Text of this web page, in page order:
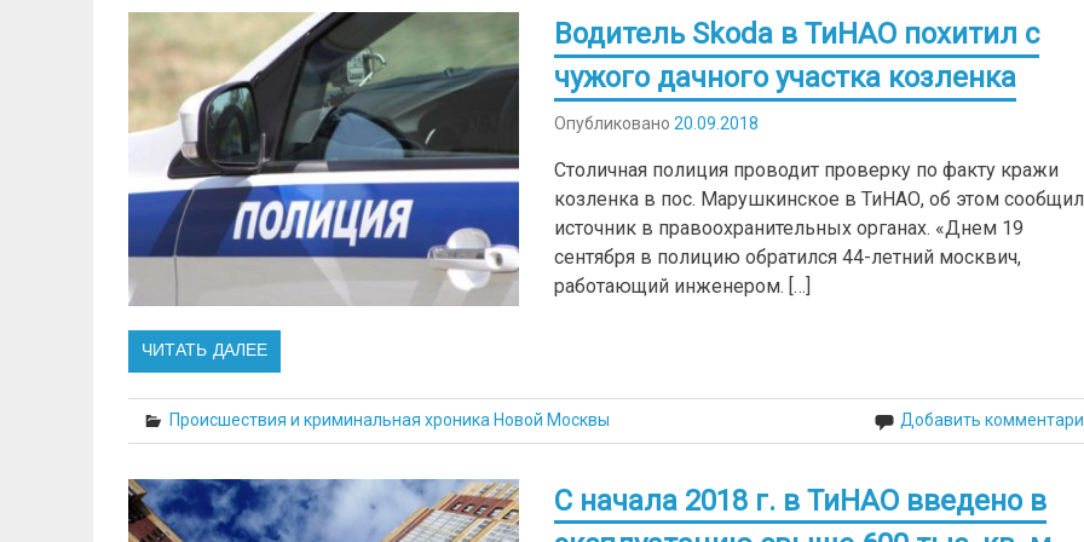
Водитель Skoda в ТиНАО похитил с
чужого дачного участка козленка
Опубликовано20.09.2018
Столичная полиция проводит проверку по факту кражи
козленка в пос. Марушкинское в ТиНАО, об этом сообщил
источник в правоохранительных органах. «Днем 19
сентября в полицию обратился 44-летний москвич,
работающий инженером. […]
ЧИТАТЬ ДАЛЕЕ
Происшествия и криминальная хроника Новой Москвы Добавить
С начала 2018 г. в ТиНАО введено в